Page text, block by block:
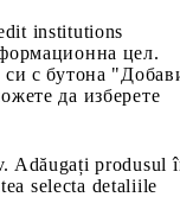
institutions
цел.
си с бутона
да изберете
Adăugați produsul
selecta detaliile